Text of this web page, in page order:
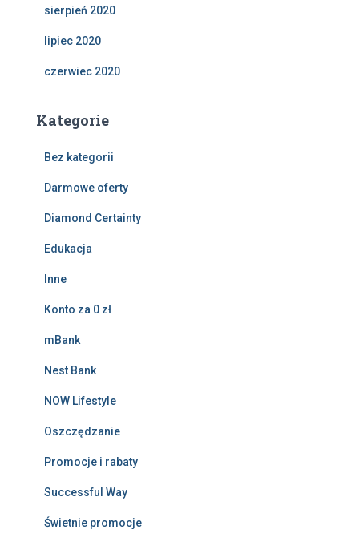
sierpień 2020
lipiec 2020
czerwiec 2020
Kategorie
Bez kategorii
Darmowe oferty
Diamond Certainty
Edukacja
Inne
Konto za 0 zł
mBank
Nest Bank
NOW Lifestyle
Oszczędzanie
Promocje i rabaty
Successful Way
Świetnie promocje